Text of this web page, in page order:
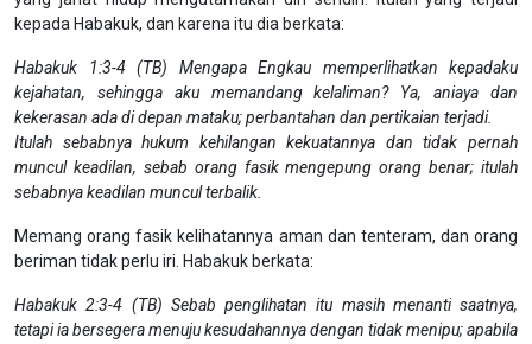
kepada Habakuk, dan karena itu dia berkata:
Habakuk 1:3-4 (TB) Mengapa Engkau memperlihatkan kepadaku
kejahatan, sehingga aku memandang kelaliman? Ya, aniaya dan
kekerasan ada di depan mataku; perbantahan dan pertikaian terjadi.
Itulah sebabnya hukum kehilangan kekuatannya dan tidak pernah
muncul keadilan, sebab orang fasik mengepung orang benar; itulah
sebabnya keadilan muncul terbalik.
Memang orang fasik kelihatannya aman dan tenteram, dan orang
beriman tidak perlu iri. Habakuk berkata:
Habakuk 2:3-4 (TB) Sebab penglihatan itu masih menanti saatnya,
tetapi ia bersegera menuju kesudahannya dengan tidak menipu; apabila